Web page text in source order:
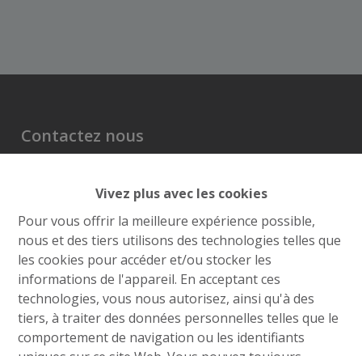
Vivez plus avec les cookies
Pour vous offrir la meilleure expérience possible,
nous et des tiers utilisons des technologies telles que
les cookies pour accéder et/ou stocker les
informations de l'appareil. En acceptant ces
technologies, vous nous autorisez, ainsi qu'à des
tiers, à traiter des données personnelles telles que le
comportement de navigation ou les identifiants
Contactez nous
4400 Flémalle
+32 4 234 21 10
info@roufosse.be
Disclaimer
Privacy Statement
Membre Federia